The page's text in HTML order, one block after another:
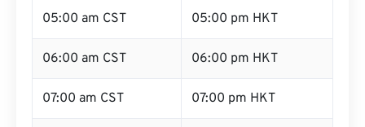
05:00 am CST 05:00 pm HKT
06:00 am CST 06:00 pm HKT
07:00 am CST 07:00 pm HKT